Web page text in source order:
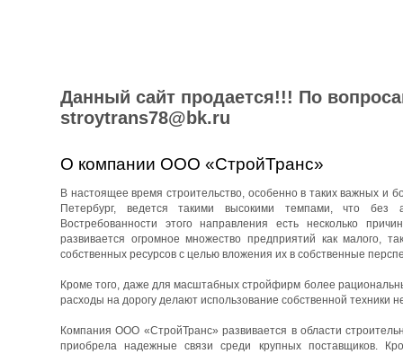
Данный сайт продается!!! По
stroytrans78@bk.ru
О компании ООО «СтройТранс»
В настоящее время строительство, особенно в таких важных и
Петербург, ведется такими высокими темпами, что без
Востребованности этого направления есть несколько
развивается огромное множество предприятий как малого,
собственных ресурсов с целью вложения их в собственные
Кроме того, даже для масштабных стройфирм более
расходы на дорогу делают использование собственной техники
Компания ООО «СтройТранс» развивается в области
приобрела надежные связи среди крупных поставщиков.